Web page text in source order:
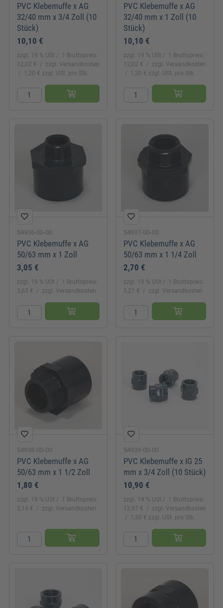
PVC Klebemuffe x AG
32/40 mm x 3/4 Zoll (10
Stück)
10,10 €
zzgl. 19 % USt
1 Bruttopreis:
12,02 €
zzgl. Versandkosten
1,20 € zzgl. USt. pro Stk.
PVC Klebemuffe x AG
32/40 mm x 1 Zoll (10
Stück)
10,10 €
zzgl. 19 % USt
1 Bruttopreis:
12,02 €
zzgl. Versandkosten
1,20 € zzgl. USt. pro Stk.
54936-00-00
PVC Klebemuffe x AG
50/63 mm x 1 Zoll
3,05 €
zzgl. 19 % USt
1 Bruttopreis:
3,63 €
zzgl. Versandkosten
54937-00-00
PVC Klebemuffe x AG
50/63 mm x 1 1/4 Zoll
2,70 €
zzgl. 19 % USt
1 Bruttopreis:
3,21 €
zzgl. Versandkosten
54938-00-00
PVC Klebemuffe x AG
50/63 mm x 1 1/2 Zoll
1,80 €
zzgl. 19 % USt
1 Bruttopreis:
2,14 €
zzgl. Versandkosten
54939-00-00
PVC Klebemuffe x IG 25
mm x 3/4 Zoll (10 Stück)
10,90 €
zzgl. 19 % USt
1 Bruttopreis:
12,97 €
zzgl. Versandkosten
1,30 € zzgl. USt. pro Stk.